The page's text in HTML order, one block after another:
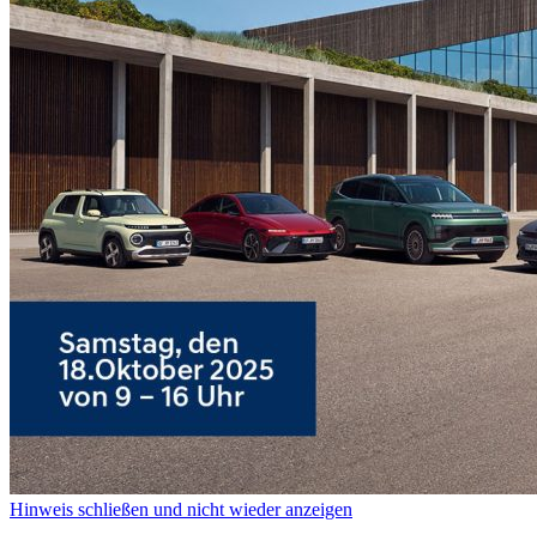
Hinweis schließen und nicht wieder anzeigen